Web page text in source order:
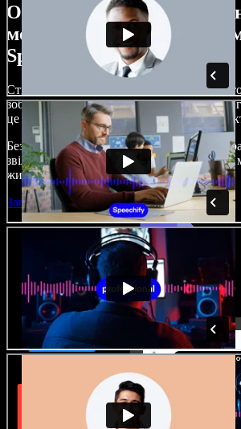
Ось лише невелика
можливостей, які ви
Speechify Studio.
Створюйте озвучення, додавайте
зображення, музику, відео, клонуйте свій
це в цілісні, захопливі аудіо- та
Без складного навчання й прямо з
звільняються від традиційних обмежень і
життя будь-які ідеї.
Запустити Studio